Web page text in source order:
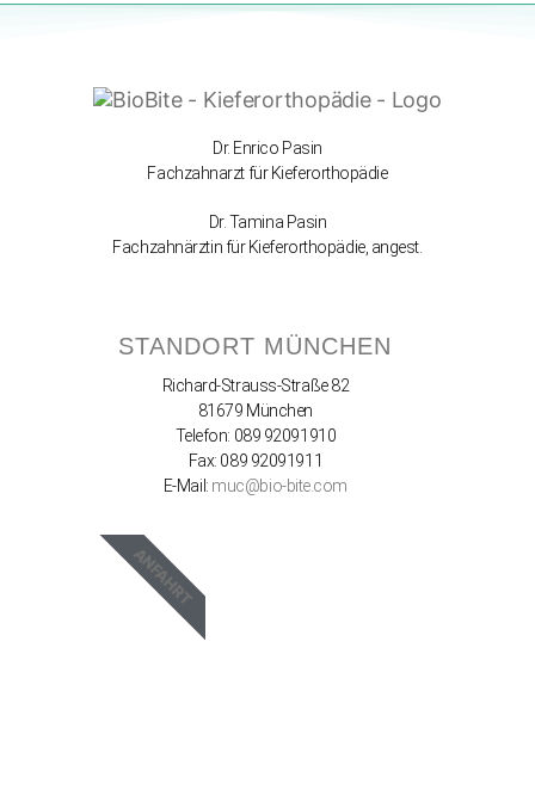
Dr. Enrico Pasin
Fachzahnarzt für Kieferorthopädie
Dr. Tamina Pasin
Fachzahnärztin für Kieferorthopädie, angest.
STANDORT MÜNCHEN
Richard-Strauss-Straße 82
81679 München
Telefon: 089 92091910
Fax: 089 92091911
E-Mail: muc@bio-bite.com
ANFAHRT